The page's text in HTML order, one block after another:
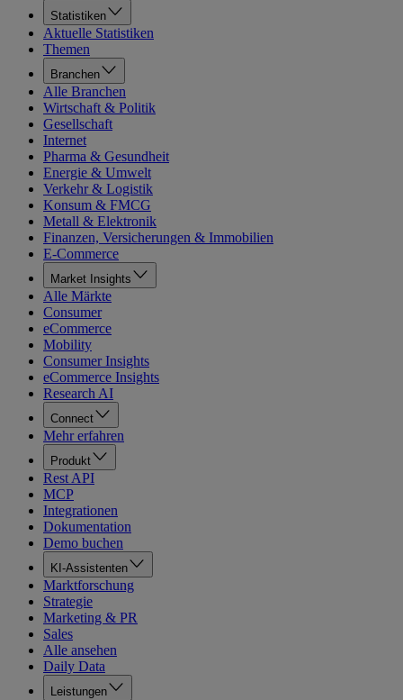
Statistiken
Aktuelle Statistiken
Themen
Branchen
Alle Branchen
Wirtschaft & Politik
Gesellschaft
Internet
Pharma & Gesundheit
Energie & Umwelt
Verkehr & Logistik
Konsum & FMCG
Metall & Elektronik
Finanzen, Versicherungen & Immobilien
E-Commerce
Market Insights
Alle Märkte
Consumer
eCommerce
Mobility
Consumer Insights
eCommerce Insights
Research AI
Connect
Mehr erfahren
Produkt
Rest API
MCP
Integrationen
Dokumentation
Demo buchen
KI-Assistenten
Marktforschung
Strategie
Marketing & PR
Sales
Alle ansehen
Daily Data
Leistungen